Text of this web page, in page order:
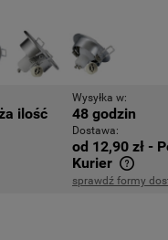
ilość
Wysyłka w:
48 godzin
Dostawa:
od 12,90 zł -
Kurier
ewentualnych kosztów
sprawdź formy